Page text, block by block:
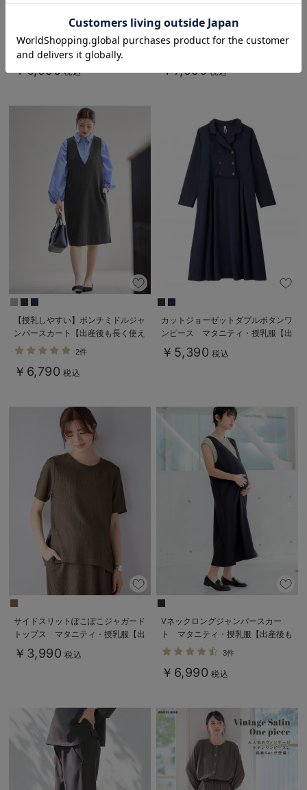
ストレッチジョーゼットフレアスカ
ート マタニティ・産後【出産後も
￥6,990税込
自宅で洗える半袖ワンピース マタ
￥7,990税込
【授乳しやすい】ポンチミドルジャ
ンパースカート【出産後も長く使え
る】
2件
￥6,790 税込
カットジョーゼットダブルボタンワ
ンピース マタニティ・授乳服【出
産後も長く使える】fairy（フェアリ
ー）
￥5,390 税込
サイドスリットぽこぽこジャガード
トップス マタニティ・授乳服【出
産後も長く着られる】
￥3,990 税込
Vネックロングジャンパースカー
ト マタニティ・授乳服【出産後も
長く使える】
3件
￥6,990 税込
お気に入り商品を確認する